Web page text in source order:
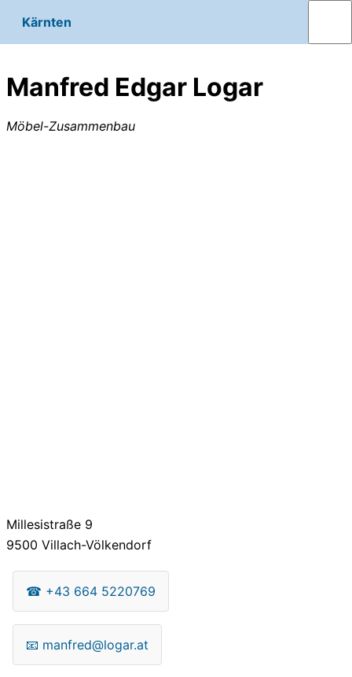
Kärnten
Manfred Edgar Logar
Möbel-Zusammenbau
Millesistraße 9
9500 Villach-Völkendorf
☎ +43 664 5220769
📧 manfred@logar.at